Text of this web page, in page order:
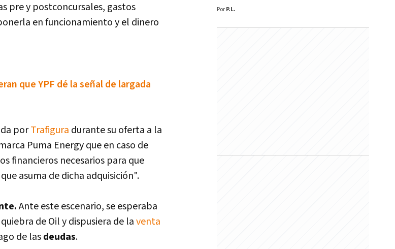
pre y postconcursales, gastos
en funcionamiento y el dinero
que YPF dé la señal de largada
porTrafigura durante su oferta a la
Puma Energy que en caso de
financieros necesarios para que
que asuma de dicha adquisición".
Ante este escenario, se esperaba
de Oil y dispusiera de laventa
de lasdeudas.
Por P.L.